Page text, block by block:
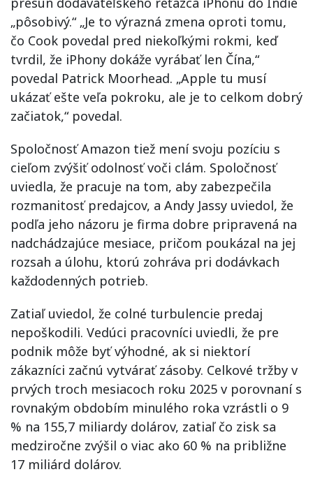
„pôsobivý.“ „Je to výrazná zmena oproti tomu,
čo Cook povedal pred niekoľkými rokmi, keď
tvrdil, že iPhony dokáže vyrábať len Čína,“
povedal Patrick Moorhead. „Apple tu musí
ukázať ešte veľa pokroku, ale je to celkom dobrý
začiatok,“ povedal.
Spoločnosť Amazon tiež mení svoju pozíciu s
cieľom zvýšiť odolnosť voči clám. Spoločnosť
uviedla, že pracuje na tom, aby zabezpečila
rozmanitosť predajcov, a Andy Jassy uviedol, že
podľa jeho názoru je firma dobre pripravená na
nadchádzajúce mesiace, pričom poukázal na jej
rozsah a úlohu, ktorú zohráva pri dodávkach
každodenných potrieb.
Zatiaľ uviedol, že colné turbulencie predaj
nepoškodili. Vedúci pracovníci uviedli, že pre
podnik môže byť výhodné, ak si niektorí
zákazníci začnú vytvárať zásoby. Celkové tržby v
prvých troch mesiacoch roku 2025 v porovnaní s
rovnakým obdobím minulého roka vzrástli o 9
% na 155,7 miliardy dolárov, zatiaľ čo zisk sa
medziročne zvýšil o viac ako 60 % na približne
17 miliárd dolárov.